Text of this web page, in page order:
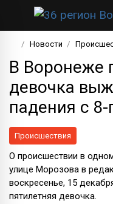
Новости
В Воронеже
девочка
падения с 8-
Происшествия
О происшествии в
улице Морозова в
воскресенье, 15
пятилетняя девочка.